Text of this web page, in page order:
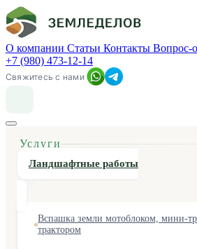
О компании Статьи Контакты Вопрос-
+7 (980) 473-12-14
Свяжитесь с нами
Услуги
Ландшафтные работы
Вспашка земли мотоблоком, мини-
трактором